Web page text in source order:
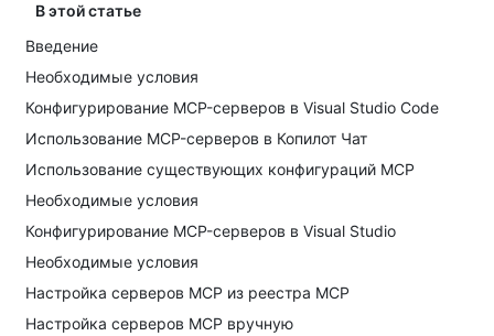
В этой статье
Введение
Необходимые условия
Конфигурирование MCP-серверов в Visual Studio Code
Использование MCP-серверов в Копилот Чат
Использование существующих конфигураций MCP
Необходимые условия
Конфигурирование MCP-серверов в Visual Studio
Необходимые условия
Настройка серверов MCP из реестра MCP
Настройка серверов MCP вручную